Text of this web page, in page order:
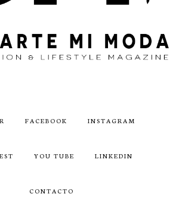
FACEBOOK INSTAGRAM
YOU TUBE LINKEDIN
CONTACTO